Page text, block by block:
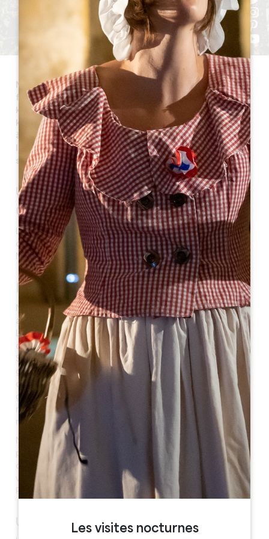
Néac est une commune du Grand Saint-Émilionnais
faisant partie du Canton du Nord-Libournais. À 10
kilomètres de Libourne, elle se situe aussi à 10
kilomètres de Saint-Émilion, sur une butte culminant
à 54 mètres, sa superficie est de 688 ha. Aujourd’hui,
la commune compte 377 habitants, et ces derniers
sont appelés les Néacais et les Néacaises.
UN PEU D'HISTOIRE
Origine du nom
Le nom de la commune de Néac est la forme
contractée de Naujac qui dérive probablement de
Noviacus ou de Novius, mots d’origine gallo-romaine.
Historique
Néac est une commune de Gironde dont la proximité
avec Pomerol a encouragé la vocation viticole.
L’origine des noms de certains lieux-dits de la
commune de Néac, tels Sauriac ou Sivrac, dérivés de
Sivriacus témoigne de l’existence d’une civilisation
gallo-romaine même si peu de traces subsistent de
cette époque en raison des pillages des invasions
germaniques. Au Moyen-Age, la paroisse de Néac est
rattachée à la châtellenie de Puynormand, qui
regroupait 22 paroisses.
Néac est également marqué par son passé viticole et
par l’énergie dont ont fait preuve ses viticulteurs pour
obtenir des AOC dont l’histoire fut mouvementée : les
vins ont porté les noms de Pomerol ou de Néac-
Pomerol, puis de Néac.
UN PATRIMOINE NATUREL
Les visites nocturnes